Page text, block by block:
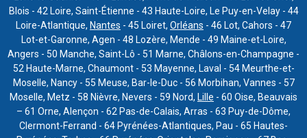
Blois - 42 Loire, Saint-Étienne - 43 Haute-Loire, Le Puy-en-Velay - 44
Loire-Atlantique, Nantes - 45 Loiret, Orléans - 46 Lot, Cahors - 47
Lot-et-Garonne, Agen - 48 Lozère, Mende - 49 Maine-et-Loire,
Angers - 50 Manche, Saint-Lô - 51 Marne, Châlons-en-Champagne -
52 Haute-Marne, Chaumont - 53 Mayenne, Laval - 54 Meurthe-et-
Moselle, Nancy - 55 Meuse, Bar-le-Duc - 56 Morbihan, Vannes - 57
Moselle, Metz - 58 Nièvre, Nevers - 59 Nord, Lille - 60 Oise, Beauvais
– 61 Orne, Alençon - 62 Pas-de-Calais, Arras - 63 Puy-de-Dôme,
Clermont-Ferrand - 64 Pyrénées-Atlantiques, Pau - 65 Hautes-